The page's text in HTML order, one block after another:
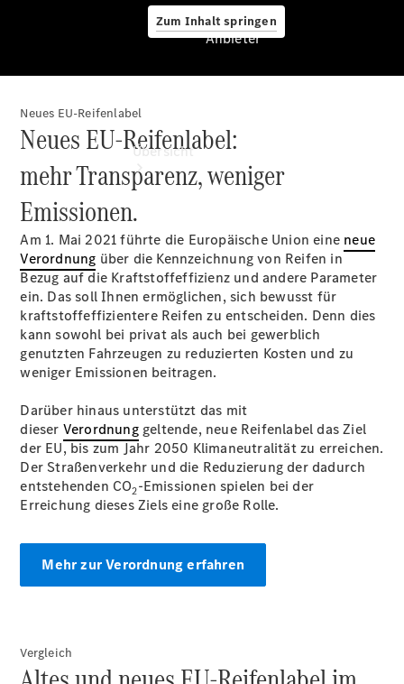
Zum Inhalt springen
Anbieter
Übersicht
Startseite
Ansprechpartner
finden
Beratung
vereinbaren
vereinbaren
Probefahrt
vereinbaren
Telefon:
034243
3200
Anbieter
Neues EU-Reifenlabel
Neues EU-Reifenlabel:
mehr Transparenz, weniger
Emissionen.
Am 1. Mai 2021 führte die Europäische Union eine neue
Verordnung über die Kennzeichnung von Reifen in
Bezug auf die Kraftstoffeffizienz und andere Parameter
ein. Das soll Ihnen ermöglichen, sich bewusst für
kraftstoffeffizientere Reifen zu entscheiden. Denn dies
kann sowohl bei privat als auch bei gewerblich
genutzten Fahrzeugen zu reduzierten Kosten und zu
weniger Emissionen beitragen.
Darüber hinaus unterstützt das mit
dieser Verordnunggeltende, neue Reifenlabel das Ziel
der EU, bis zum Jahr 2050 Klimaneutralität zu erreichen.
Der Straßenverkehr und die Reduzierung der dadurch
entstehenden CO2-Emissionen spielen bei der
Erreichung dieses Ziels eine große Rolle.
Mehr zur Verordnung erfahren
Vergleich